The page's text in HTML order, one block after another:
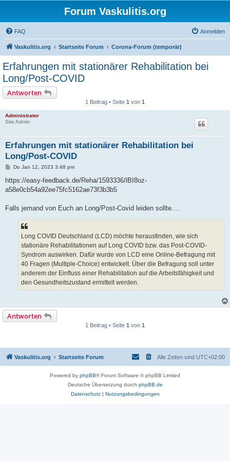
Forum Vaskulitis.org
FAQ Anmelden
Vaskulitis.org Startseite Forum Corona-Forum (temporär)
Erfahrungen mit stationärer Rehabilitation bei
Long/Post-COVID
Antworten
1 Beitrag • Seite 1 von 1
Administrator
Site Admin
Erfahrungen mit stationärer Rehabilitation bei
Long/Post-COVID
B
i
r
Do Jan 12, 2023 3:48 pm
https://easy-feedback.de/Reha/1593336/lBI8oz-
a58e0cb54a92ee75fc5162ae73f3b3b5
Falls jemand von Euch an Long/Post-Covid leiden sollte....
Long COVID Deutschland (LCD) möchte herausfinden, wie sich
stationäre Rehabilitationen auf Long COVID bzw. das Post-COVID-
Syndrom auswirken. Dafür wurde von LCD eine Online-Befragung mit
40 Fragen (Multiple-Choice) entwickelt. Über die Befragung soll unter
anderem der Einfluss einer Rehabilitation auf die Arbeitsfähigkeit und
den Gesundheitszustand ermittelt werden.
Antworten
1 Beitrag • Seite 1 von 1
Vaskulitis.org Startseite Forum Alle Zeiten sind UTC+02:00
Powered by phpBB® Forum Software © phpBB Limited
Deutsche Übersetzung durch phpBB.de
Datenschutz| Nutzungsbedingungen